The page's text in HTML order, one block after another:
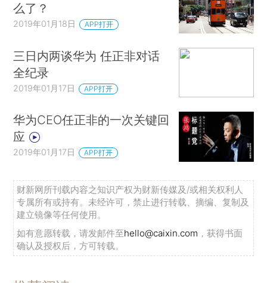
么了？
2019年01月18日 APP打开
三日内两谈华为 任正非对话
全纪录
2019年01月17日 APP打开
华为CEO任正非的一次关键回
应
2019年01月17日 APP打开
财新网所刊载内容之知识产权为财新传媒及/或相关权利人
专属所有或持有。未经许可，禁止进行转载、摘编、复制及
建立镜像等任何使用。
如有意愿转载，请发邮件至hello@caixin.com ，获得书面
确认及授权后，方可转载。